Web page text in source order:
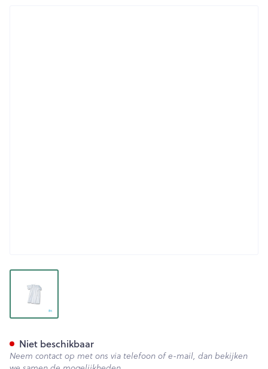
Niet beschikbaar
Neem contact op met ons via telefoon of e-mail, dan bekijken